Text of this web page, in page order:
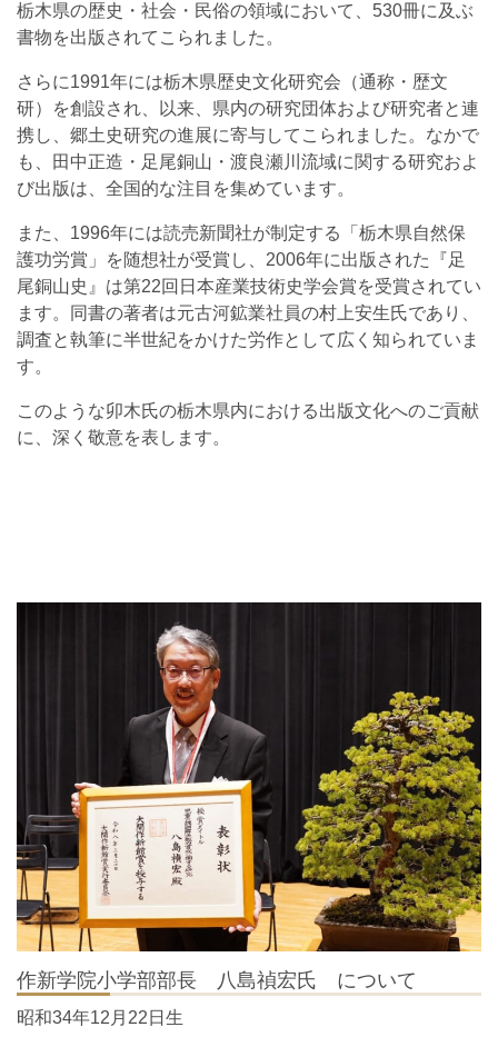
栃木県の歴史・社会・民俗の領域において、530冊に及ぶ
書物を出版されてこられました。
さらに1991年には栃木県歴史文化研究会（通称・歴文
研）を創設され、以来、県内の研究団体および研究者と連
携し、郷土史研究の進展に寄与してこられました。なかで
も、田中正造・足尾銅山・渡良瀬川流域に関する研究およ
び出版は、全国的な注目を集めています。
また、1996年には読売新聞社が制定する「栃木県自然保
護功労賞」を随想社が受賞し、2006年に出版された『足
尾銅山史』は第22回日本産業技術史学会賞を受賞されてい
ます。同書の著者は元古河鉱業社員の村上安生氏であり、
調査と執筆に半世紀をかけた労作として広く知られていま
す。
このような卯木氏の栃木県内における出版文化へのご貢献
に、深く敬意を表します。
作新学院小学部部長 八島禎宏氏 について
昭和34年12月22日生